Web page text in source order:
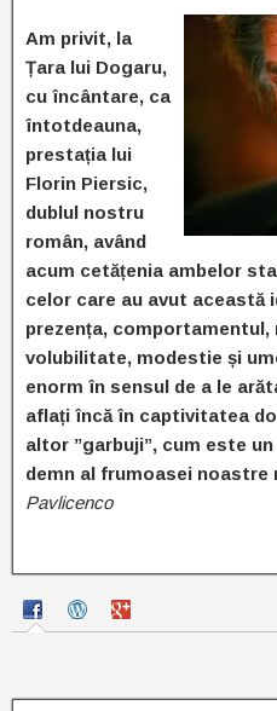
Am privit, la
Țara lui Dogaru,
cu încântare, ca
întotdeauna,
prestația lui
Florin Piersic,
dublul nostru
român, având
acum cetățenia ambelor
celor care au avut această
prezența, comportamentul,
volubilitate, modestie și
enorm în sensul de a le
aflați încă în captivitatea
altor ”garbuji”, cum este
demn al frumoasei noastre
Pavlicenco